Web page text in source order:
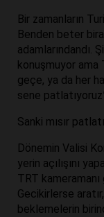
Bir zamanların
Benden beter
adamlarındandı.
konuşmuyor ama
geçe, ya da her
sene
Sanki mısır
Dönemin Valisi
yerin açılışını
TRT
Gecikirlerse
beklemelerin